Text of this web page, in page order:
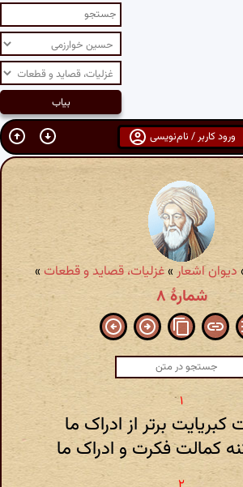
ورود کاربر / نام‌نویسی
دیوان اشعار»غزلیات، قصاید و قطعات»
شمارهٔ ۸
برتر از ادراک ما
کمالت فکرت و ادراک ما